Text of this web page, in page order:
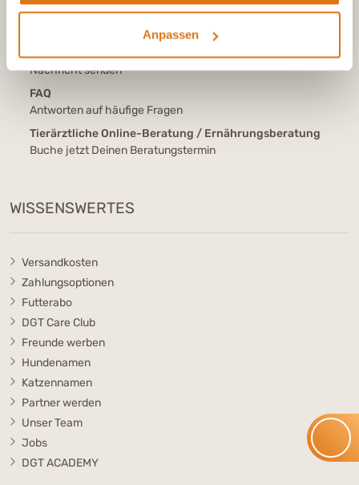
Anpassen
E-Mail
info@dasgesundetier.de
Kontaktformular / Produktberatung
Nachricht senden
FAQ
Antworten auf häufige Fragen
Tierärztliche Online-Beratung / Ernährungsberatung
Buche jetzt Deinen Beratungstermin
WISSENSWERTES
Versandkosten
Zahlungsoptionen
Futterabo
DGT Care Club
Freunde werben
Hundenamen
Katzennamen
Partner werden
Unser Team
Jobs
DGT ACADEMY